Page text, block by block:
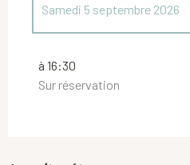
Samedi 5 septembre 2026
à 16:30
Sur réservation